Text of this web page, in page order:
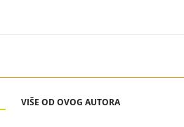
VIŠE OD OVOG AUTORA